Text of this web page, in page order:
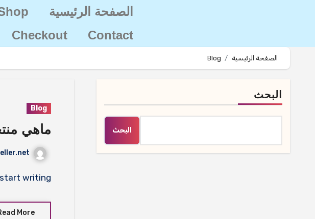
الصفحة الرئيسية
Contact
Checkout
الصفحة الرئيسية Blog
البحث
البحث
Blog
ماهي
writing!
More